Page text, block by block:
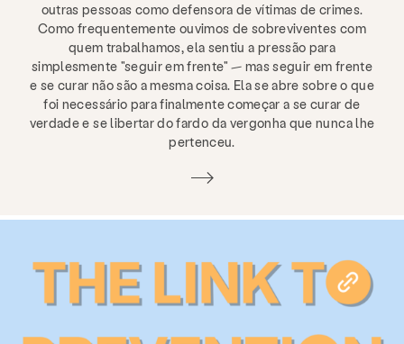
outras pessoas como defensora de vítimas de crimes.
Como frequentemente ouvimos de sobreviventes com
quem trabalhamos, ela sentiu a pressão para
simplesmente "seguir em frente" — mas seguir em frente
e se curar não são a mesma coisa. Ela se abre sobre o que
foi necessário para finalmente começar a se curar de
verdade e se libertar do fardo da vergonha que nunca lhe
pertenceu.